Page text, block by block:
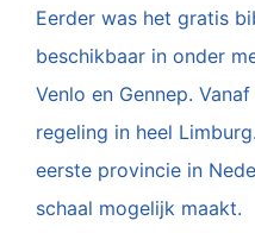
Eerder was het gratis
beschikbaar in onder
Venlo en Gennep.
regeling in heel
eerste provincie in
schaal mogelijk maakt.